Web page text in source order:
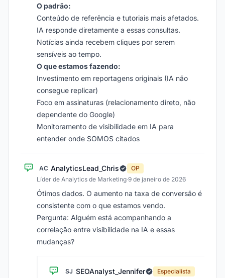
O padrão:
Conteúdo de referência e tutoriais mais afetados.
IA responde diretamente a essas consultas.
Notícias ainda recebem cliques por serem
sensíveis ao tempo.
O que estamos fazendo:
Investimento em reportagens originais (IA não
consegue replicar)
Foco em assinaturas (relacionamento direto, não
dependente do Google)
Monitoramento de visibilidade em IA para
entender onde SOMOS citados
AC AnalyticsLead_Chris
OP
Líder de Analytics de Marketing·9 de janeiro de 2026
Ótimos dados. O aumento na taxa de conversão é
consistente com o que estamos vendo.
Pergunta: Alguém está acompanhando a
correlação entre visibilidade na IA e essas
mudanças?
SJ SEOAnalyst_Jennifer
Especialista